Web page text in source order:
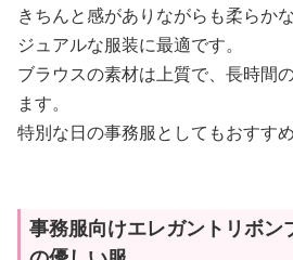
きちんと感がありながらも柔らか
ジュアルな服装に最適です。
ブラウスの素材は上質で、長時間
ます。
特別な日の事務服としてもおすすめ
事務服向けエレガントリボン